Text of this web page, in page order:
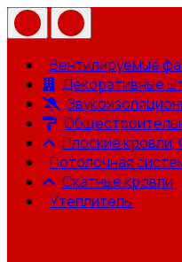
Вентилируемые
Декоративные
Плоские
Потолочная
Скатные кровли
Утеплитель